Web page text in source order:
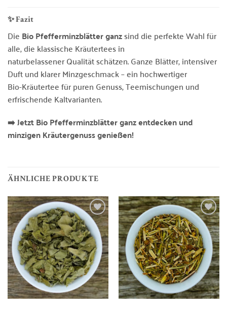
✨ Fazit
Die Bio Pfefferminzblätter ganzsind die perfekte Wahl für
alle, die klassische Kräutertees in
naturbelassener Qualität schätzen. Ganze Blätter, intensiver
Duft und klarer Minzgeschmack – ein hochwertiger
Bio-Kräutertee für puren Genuss, Teemischungen und
erfrischende Kaltvarianten.
➡️ Jetzt Bio Pfefferminzblätter ganz entdecken und
minzigen Kräutergenuss genießen!
ÄHNLICHE PRODUKTE
Zur
Wunschliste
hinzufügen
Zur
Wunschliste
hinzufügen